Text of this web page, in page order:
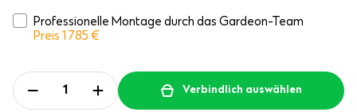
Professionelle Montage durch das Gardeon-Team
Preis 1 785 €
Verbindlich auswählen